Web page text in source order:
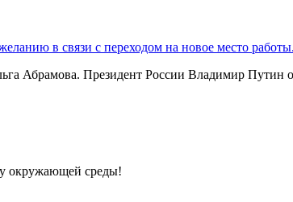
в связи с переходом на новое место работы.
Абрамова. Президент России Владимир Путин
окружающей среды!